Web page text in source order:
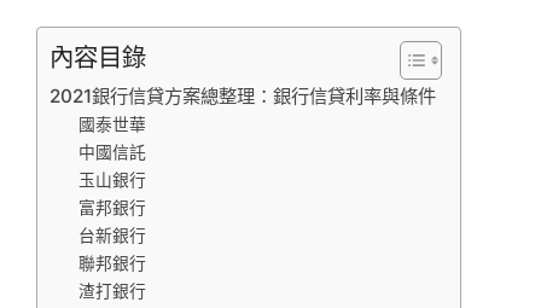
內容目錄
2021銀行信貸方案總整理：銀行信貸利率與條件
國泰世華
中國信託
玉山銀行
富邦銀行
台新銀行
聯邦銀行
渣打銀行